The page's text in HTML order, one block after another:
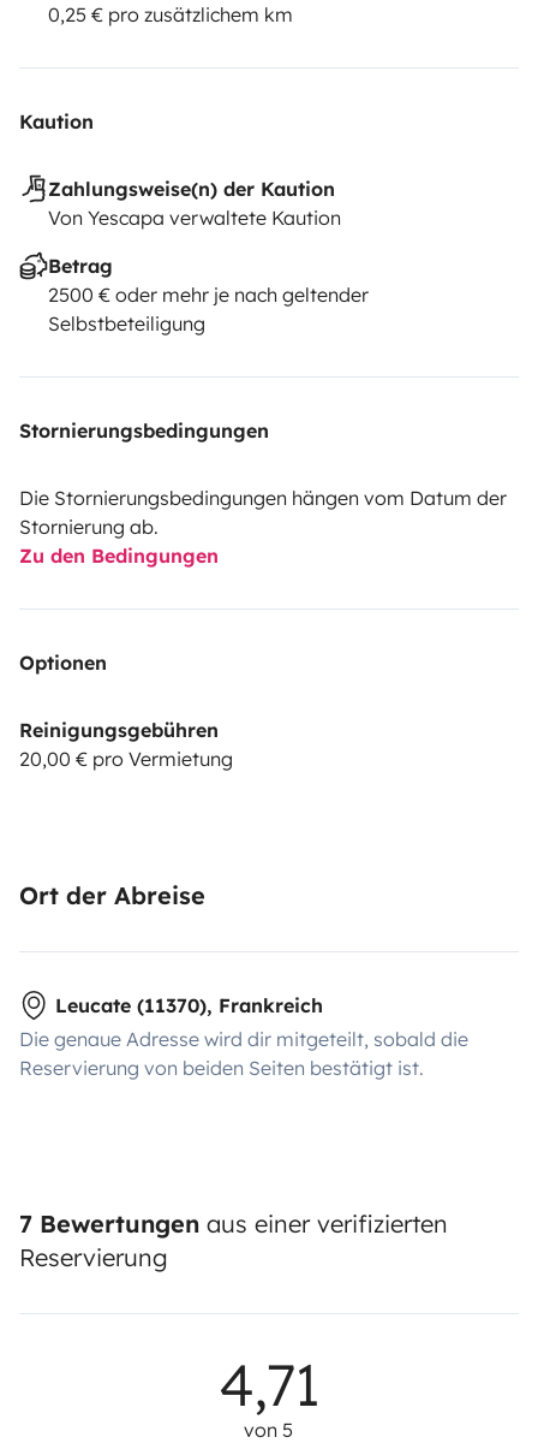
0,25 € pro zusätzlichem km
Kaution
Zahlungsweise(n) der Kaution
Von Yescapa verwaltete Kaution
Betrag
2500 € oder mehr je nach geltender
Selbstbeteiligung
Stornierungsbedingungen
Die Stornierungsbedingungen hängen vom Datum der
Stornierung ab.
Zu den Bedingungen
Optionen
Reinigungsgebühren
20,00 € pro Vermietung
Ort der Abreise
Leucate (11370), Frankreich
Die genaue Adresse wird dir mitgeteilt, sobald die
Reservierung von beiden Seiten bestätigt ist.
7 Bewertungen aus einer verifizierten
Reservierung
4,71
von 5